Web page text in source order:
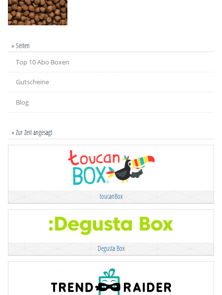
» Seiten
Top 10 Abo Boxen
Gutscheine
Blog
» Zur Zeit angesagt
toucanBox
Degusta Box